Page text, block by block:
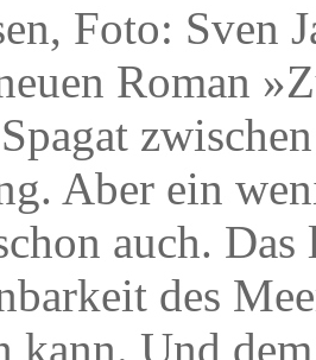
Foto: Sven
Roman
Aber ein
auch.
des
kann. Und